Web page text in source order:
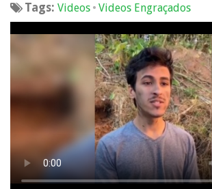
Tags: Videos • Videos Engraçados